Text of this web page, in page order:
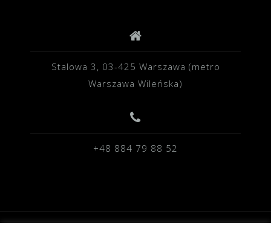
Stalowa 3, 03-425 Warszawa (metro
Warszawa Wileńska)
+48 884 79 88 52